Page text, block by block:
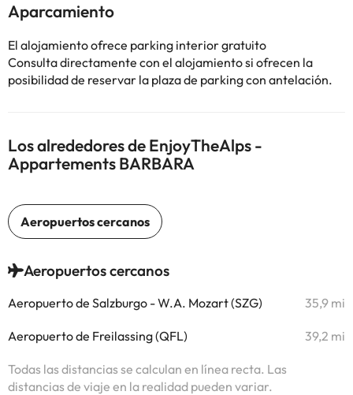
Aparcamiento
El alojamiento ofrece parking interior gratuito
Consulta directamente con el alojamiento si ofrecen la
posibilidad de reservar la plaza de parking con antelación.
Los alrededores de EnjoyTheAlps -
Appartements BARBARA
Aeropuertos cercanos
Aeropuerto de Salzburgo - W.A. Mozart (SZG) 35,9 mi
Aeropuerto de Freilassing (QFL) 39,2 mi
Todas las distancias se calculan en línea recta. Las
distancias de viaje en la realidad pueden variar.